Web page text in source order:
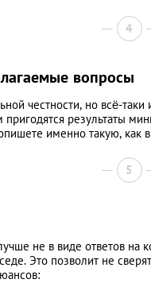
4
вопросы
честности, но всё-
пригодятся результаты
именно такую, как
5
не в виде ответов
Это позволит не